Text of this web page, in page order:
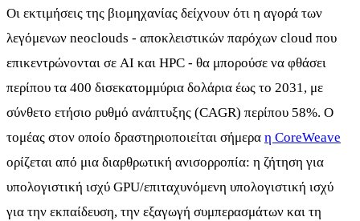
Οι εκτιμήσεις της βιομηχανίας δείχνουν ότι η αγορά των
λεγόμενων neoclouds - αποκλειστικών παρόχων cloud που
επικεντρώνονται σε AI και HPC - θα μπορούσε να φθάσει
περίπου τα 400 δισεκατομμύρια δολάρια έως το 2031, με
σύνθετο ετήσιο ρυθμό ανάπτυξης (CAGR) περίπου 58%. Ο
τομέας στον οποίο δραστηριοποιείται σήμερα η CoreWeave
ορίζεται από μια διαρθρωτική ανισορροπία: η ζήτηση για
υπολογιστική ισχύ GPU/επιταχυνόμενη υπολογιστική ισχύ
για την εκπαίδευση, την εξαγωγή συμπερασμάτων και τη